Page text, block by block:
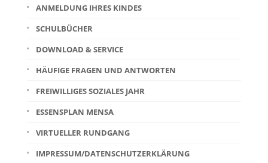
ANMELDUNG IHRES KINDES
SCHULBÜCHER
DOWNLOAD & SERVICE
HÄUFIGE FRAGEN UND ANTWORTEN
FREIWILLIGES SOZIALES JAHR
ESSENSPLAN MENSA
VIRTUELLER RUNDGANG
IMPRESSUM/DATENSCHUTZERKLÄRUNG